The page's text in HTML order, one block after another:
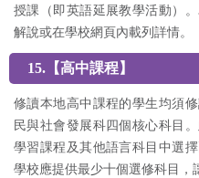
授課（即英語延展教學活動）
解說或在學校網頁內載列詳情。
15.【高中課程】
修讀本地高中課程的學生均須
民與社會發展科四個核心科目
學習課程及其他語言科目中選
學校應提供最少十個選修科目，